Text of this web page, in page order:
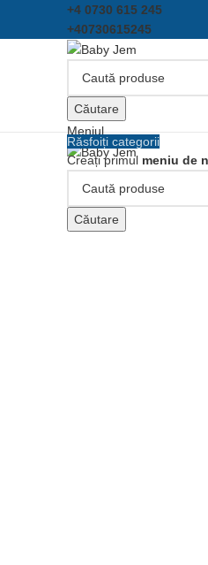
+4 0730 615 245
+40730615245
Căutare
Meniul
Răsfoiți categorii
Creați primul meniu de
Căutare